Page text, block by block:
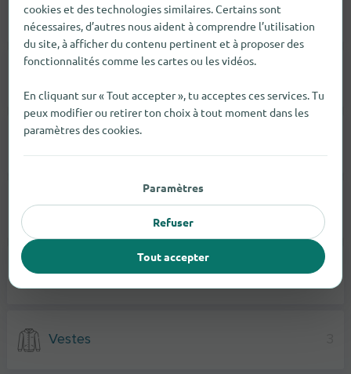
Sous-Vêtements
Chaussures
Maillots De Bain
Vestes
cookies et des technologies similaires. Certains sont
nécessaires, d’autres nous aident à comprendre l’utilisation
du site, à afficher du contenu pertinent et à proposer des
fonctionnalités comme les cartes ou les vidéos.
En cliquant sur « Tout accepter », tu acceptes ces services. Tu
peux modifier ou retirer ton choix à tout moment dans les
paramètres des cookies.
Paramètres
Refuser
Tout accepter